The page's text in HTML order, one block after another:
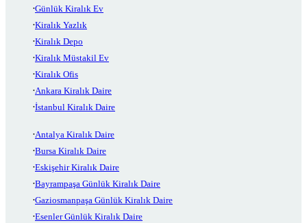
Günlük Kiralık Ev
Kiralık Yazlık
Kiralık Depo
Kiralık Müstakil Ev
Kiralık Ofis
Ankara Kiralık Daire
İstanbul Kiralık Daire
Antalya Kiralık Daire
Bursa Kiralık Daire
Eskişehir Kiralık Daire
Bayrampaşa Günlük Kiralık Daire
Gaziosmanpaşa Günlük Kiralık Daire
Esenler Günlük Kiralık Daire